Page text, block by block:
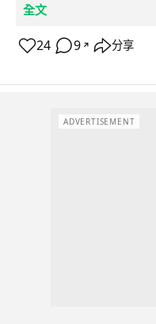
全文
24 9 ↗ 分享
ADVERTISEMENT